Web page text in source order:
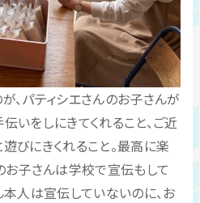
、パティシエさんのお子さんが
いをしにきてくれること、ご近
びにきくれること。最高に楽
お子さんは学校で宣伝もして
本人は宣伝していないのに、お